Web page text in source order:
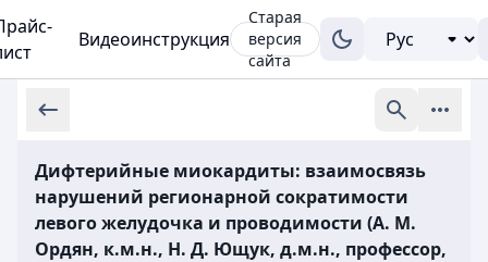
Видеоинструкция
Старая
версия
сайта
Дифтерийные миокардиты: взаимосвязь
нарушений регионарной сократимости
левого желудочка и проводимости (А. М.
Ордян, к.м.н., Н. Д. Ющук, д.м.н., профессор,